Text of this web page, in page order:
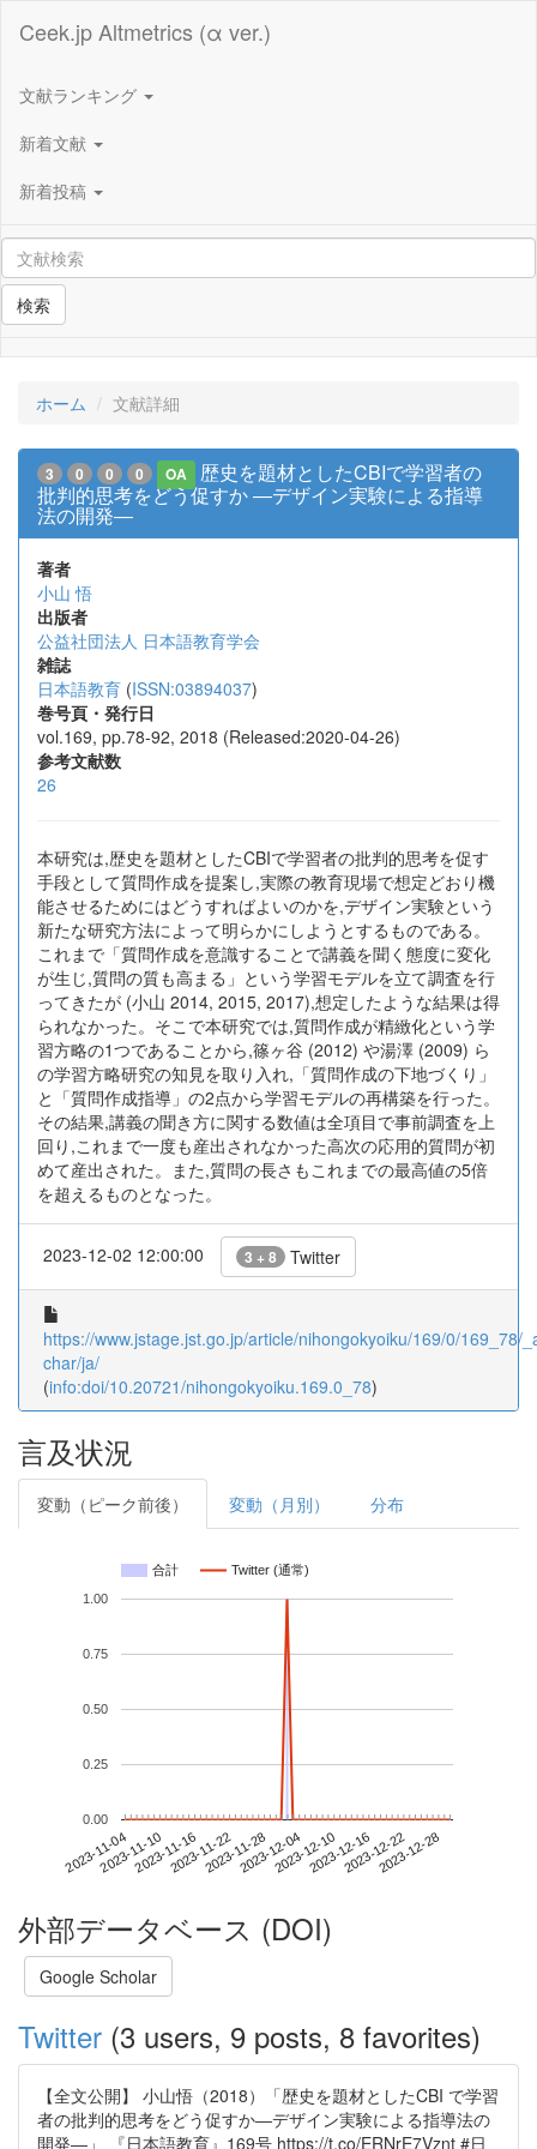
Ceek.jp Altmetrics (α ver.)
文献ランキング
新着文献
新着投稿
検索
ホーム 文献詳細
3 0 0 0 OA
歴史を題材としたCBIで学習者の
批判的思考をどう促すか ―デザイン実験による指導
法の開発―
著者
小山 悟
出版者
公益社団法人 日本語教育学会
雑誌
日本語教育 (ISSN:03894037)
巻号頁・発行日
vol.169, pp.78-92, 2018 (Released:2020-04-26)
参考文献数
26
本研究は,歴史を題材としたCBIで学習者の批判的思考を促す
手段として質問作成を提案し,実際の教育現場で想定どおり機
能させるためにはどうすればよいのかを,デザイン実験という
新たな研究方法によって明らかにしようとするものである。
これまで「質問作成を意識することで講義を聞く態度に変化
が生じ,質問の質も高まる」という学習モデルを立て調査を行
ってきたが (小山 2014, 2015, 2017),想定したような結果は得
られなかった。そこで本研究では,質問作成が精緻化という学
習方略の1つであることから,篠ヶ谷 (2012) や湯澤 (2009) ら
の学習方略研究の知見を取り入れ,「質問作成の下地づくり」
と「質問作成指導」の2点から学習モデルの再構築を行った。
その結果,講義の聞き方に関する数値は全項目で事前調査を上
回り,これまで一度も産出されなかった高次の応用的質問が初
めて産出された。また,質問の長さもこれまでの最高値の5倍
を超えるものとなった。
2023-12-02 12:00:00 3 + 8 Twitter
https://www.jstage.jst.go.jp/article/nihongokyoiku/169/0/169_78/
char/ja/
(info:doi/10.20721/nihongokyoiku.169.0_78)
言及状況
変動（ピーク前後） 変動（月別） 分布
合計 Twitter (通常)
2023-11-042023-11-102023-11-162023-11-222023-11-282023-12-042023-12-102023-12-162023-12-222023-12-28
0.00
0.25
0.50
0.75
1.00
外部データベース (DOI)
Google Scholar
Twitter (3 users, 9 posts, 8 favorites)
【全文公開】 小山悟（2018）「歴史を題材としたCBI で学習
者の批判的思考をどう促すか―デザイン実験による指導法の
開発―」 『日本語教育』169号 https://t.co/ERNrE7Vznt #日